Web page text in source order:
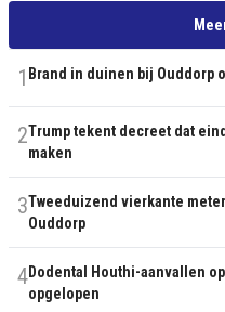
1 Brand in duinen bij Ouddorp
2Trump tekent decreet dat
maken
3Tweeduizend vierkante
Ouddorp
4Dodental Houthi-aanvallen
opgelopen